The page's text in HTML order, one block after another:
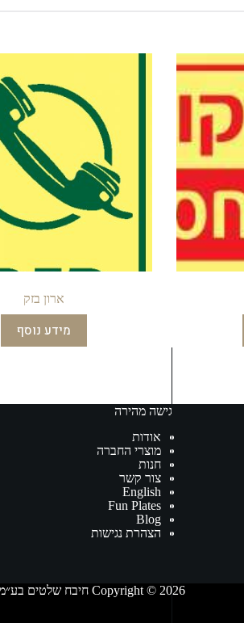
ארון בזק
מידע נוסף
גישה מהירה
אודות
מוצרי החברה
חנות
צור קשר
English
Fun Plates
Blog
הצהרת נגישות
Copyright © 2026 חיבח שלטים בע״מ - ייצור, וייבוא של אביזרי רישוי ובטיחות לרכב ושילוט לכל מטרה